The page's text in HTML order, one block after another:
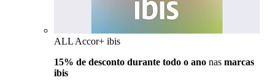
ALL Accor+ ibis
15% de desconto durante todo o ano nas marcas
ibis